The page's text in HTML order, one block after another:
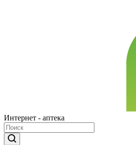
Интернет - аптека